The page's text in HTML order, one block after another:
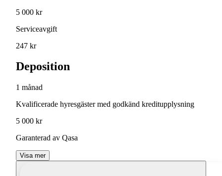
5 000 kr
Serviceavgift
247 kr
Deposition
1 månad
Kvalificerade hyresgäster med godkänd kreditupplysning
5 000 kr
Garanterad av Qasa
Visa mer